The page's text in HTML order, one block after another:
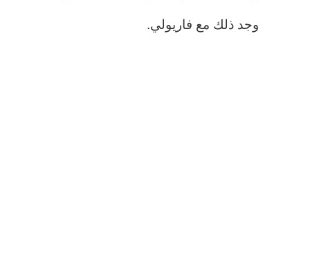
وجد ذلك مع فاريولي.